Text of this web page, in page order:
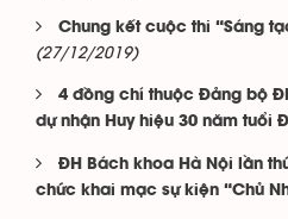
Chung kết cuộc thi “Sáng
(27/12/2019)
4 đồng chí thuộc Đảng bộ
dự nhận Huy hiệu 30 năm tuổi
ĐH Bách khoa Hà Nội lần
chức khai mạc sự kiện “Chủ